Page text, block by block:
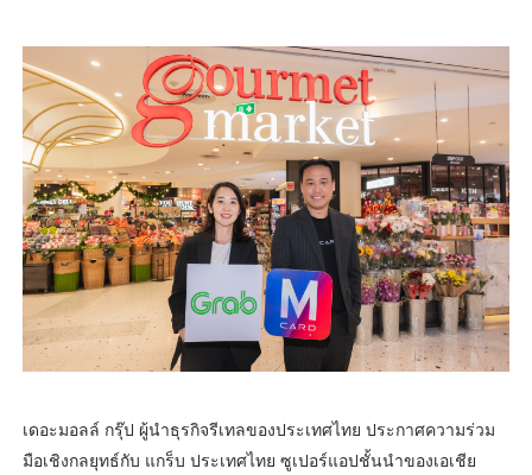
เดอะมอลล์ กรุ๊ป ผู้นำธุรกิจรีเทลของประเทศไทย ประกาศความร่วม
มือเชิงกลยุทธ์กับ แกร็บ ประเทศไทย ซูเปอร์แอปชั้นนำของเอเชีย